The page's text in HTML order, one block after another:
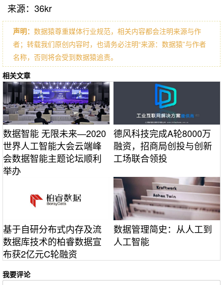
来源：36kr
声明： 数据猿尊重媒体行业规范，相关内容都会注明来源与作
者；转载我们原创内容时，也请务必注明“来源：数据猿”与作者
名称，否则将会受到数据猿追责。
相关文章
数据智能 无限未来—2020
世界人工智能大会云端峰
会数据智能主题论坛顺利
举办
德风科技完成A轮8000万
融资，招商局创投与创新
工场联合领投
基于自研分布式内存及流
数据库技术的柏睿数据宣
布获2亿元C轮融资
数据管理简史：从人工到
人工智能
我要评论